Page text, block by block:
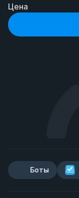
Цена
Боты